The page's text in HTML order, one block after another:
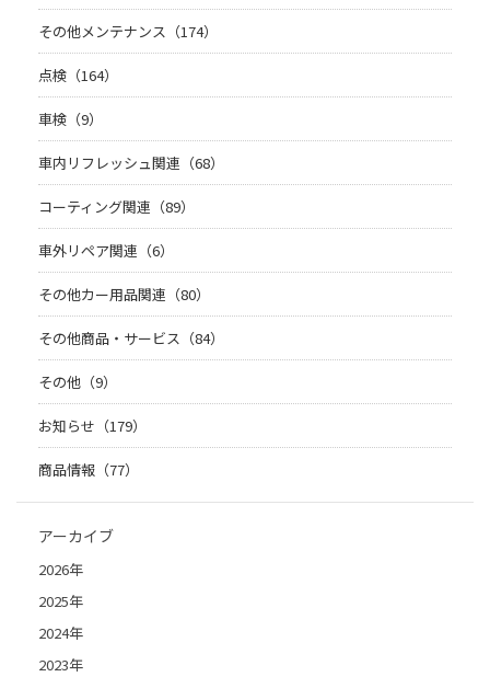
その他メンテナンス（174）
点検（164）
車検（9）
車内リフレッシュ関連（68）
コーティング関連（89）
車外リペア関連（6）
その他カー用品関連（80）
その他商品・サービス（84）
その他（9）
お知らせ（179）
商品情報（77）
アーカイブ
2026年
2025年
2024年
2023年